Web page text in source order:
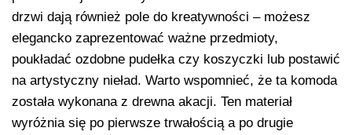
drzwi dają również pole do kreatywności – możesz
elegancko zaprezentować ważne przedmioty,
poukładać ozdobne pudełka czy koszyczki lub postawić
na artystyczny nieład. Warto wspomnieć, że ta komoda
została wykonana z drewna akacji. Ten materiał
wyróżnia się po pierwsze trwałością a po drugie